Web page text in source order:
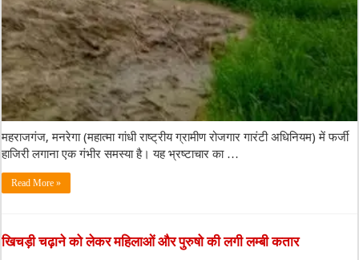
महराजगंज, मनरेगा (महात्मा गांधी राष्ट्रीय ग्रामीण रोजगार गारंटी अधिनियम) में फर्जी
हाजिरी लगाना एक गंभीर समस्या है। यह भ्रष्टाचार का …
Read More »
खिचड़ी चढ़ाने को लेकर महिलाओं और पुरुषो की लगी लम्बी कतार